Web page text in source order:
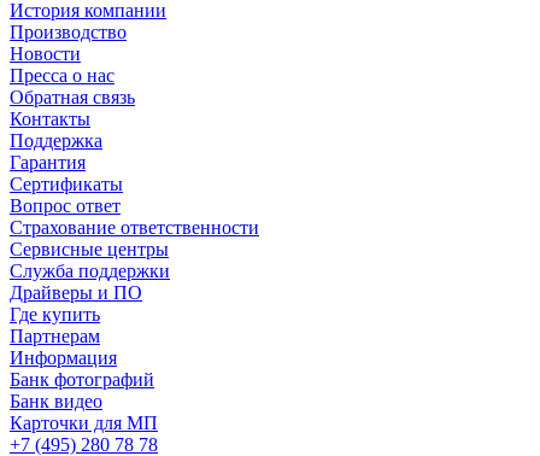
История компании
Производство
Новости
Пресса о нас
Обратная связь
Контакты
Поддержка
Гарантия
Сертификаты
Вопрос ответ
Страхование ответственности
Сервисные центры
Служба поддержки
Драйверы и ПО
Где купить
Партнерам
Информация
Банк фотографий
Банк видео
Карточки для МП
+7 (495) 280 78 78